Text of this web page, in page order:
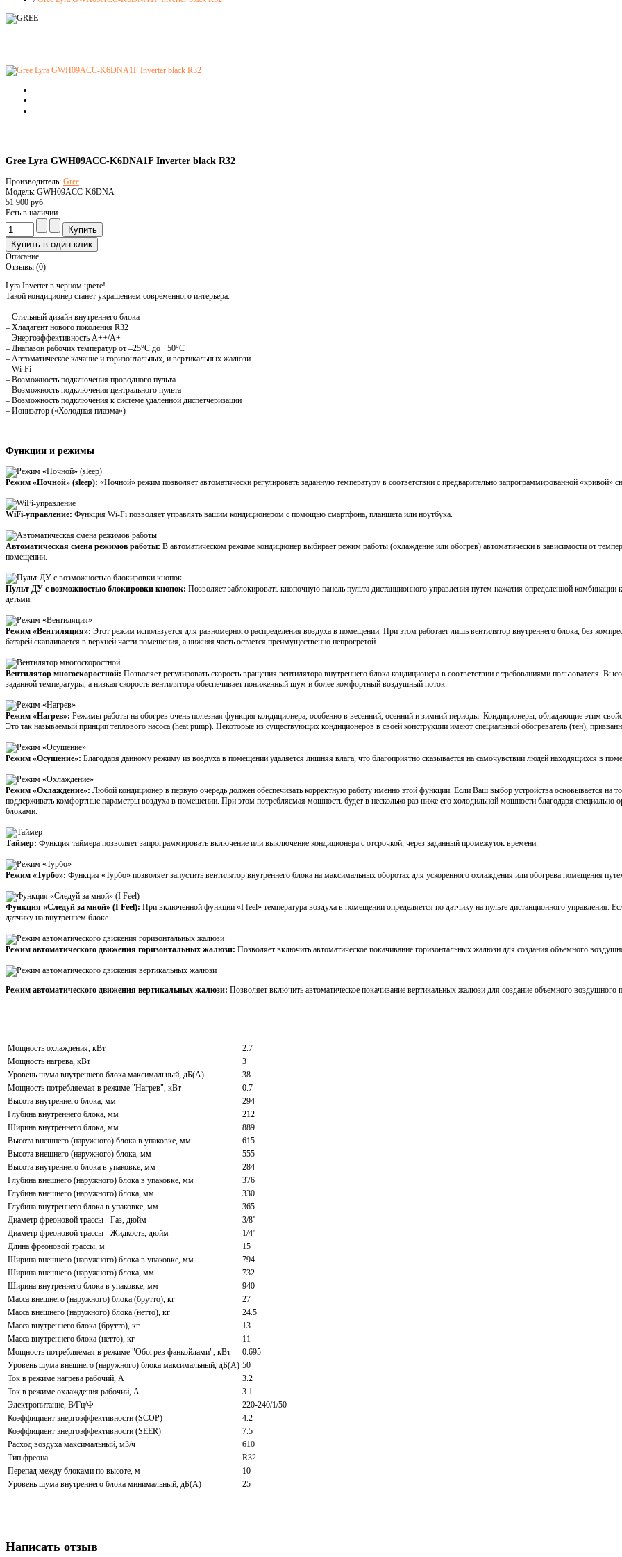
Gree Lyra GWH09ACC-K6DNA1F Inverter black R32
Производитель: Gree
Модель: GWH09ACC-K6DNA
51 900 руб
Есть в наличии
Описание
Отзывы (0)
Lyra Inverter в черном цвете!
Такой кондиционер станет украшением современного интерьера.
– Стильный дизайн внутреннего блока
– Хладагент нового поколения R32
– Энергоэффективность А++/А+
– Диапазон рабочих температур от –25°С до +50°С
– Автоматическое качание и горизонтальных, и вертикальных жалюзи
– Wi-Fi
– Возможность подключения проводного пульта
– Возможность подключения центрального пульта
– Возможность подключения к системе удаленной диспетчеризации
– Ионизатор («Холодная плазма»)
Функции и режимы
Режим «Ночной» (sleep): «Ночной» режим позволяет автоматически регулировать заданную температуру в соответствии с предварительно запрограммированной
WiFi-управление: Функция Wi-Fi позволяет управлять вашим кондиционером с помощью смартфона, планшета или ноутбука.
Автоматическая смена режимов работы: В автоматическом режиме кондиционер выбирает режим работы (охлаждение или обогрев) автоматически в зависимости от
помещении.
Пульт ДУ с возможностью блокировки кнопок: Позволяет заблокировать кнопочную панель пульта дистанционного управления путем нажатия определенной
детьми.
Режим «Вентиляция»: Этот режим используется для равномерного распределения воздуха в помещении. При этом работает лишь вентилятор внутреннего блока, без
батарей скапливается в верхней части помещения, а нижняя часть остается преимущественно непрогретой.
Вентилятор многоскоростной: Позволяет регулировать скорость вращения вентилятора внутреннего блока кондиционера в соответствии с требованиями пользователя.
заданной температуры, а низкая скорость вентилятора обеспечивает пониженный шум и более комфортный воздушный поток.
Режим «Нагрев»: Режимы работы на обогрев очень полезная функция кондиционера, особенно в весенний, осенний и зимний периоды. Кондиционеры, обладающие этим
Это так называемый принцип теплового насоса (heat pump). Некоторые из существующих кондиционеров в своей конструкции имеют специальный обогреватель (тен),
Режим «Осушение»: Благодаря данному режиму из воздуха в помещении удаляется лишняя влага, что благоприятно сказывается на самочувствии людей находящихся в
Режим «Охлаждение»: Любой кондиционер в первую очередь должен обеспечивать корректную работу именно этой функции. Если Ваш выбор устройства основывается на
поддерживать комфортные параметры воздуха в помещении. При этом потребляемая мощность будет в несколько раз ниже его холодильной мощности благодаря
блоками.
Таймер: Функция таймера позволяет запрограммировать включение или выключение кондиционера с отсрочкой, через заданный промежуток времени.
Режим «Турбо»: Функция «Турбо» позволяет запустить вентилятор внутреннего блока на максимальных оборотах для ускоренного охлаждения или обогрева помещения
Функция «Следуй за мной» (I Feel): При включенной функции «I feel» температура воздуха в помещении определяется по датчику на пульте дистанционного управления.
датчику на внутреннем блоке.
Режим автоматического движения горизонтальных жалюзи: Позволяет включить автоматическое покачивание горизонтальных жалюзи для создания объемного
Режим автоматического движения вертикальных жалюзи: Позволяет включить автоматическое покачивание вертикальных жалюзи для создание объемного воздушного
Мощность охлаждения, кВт
2.7
Мощность нагрева, кВт
3
Уровень шума внутреннего блока максимальный, дБ(А)
38
Мощность потребляемая в режиме "Нагрев", кВт
0.7
Высота внутреннего блока, мм
294
Глубина внутреннего блока, мм
212
Ширина внутреннего блока, мм
889
Высота внешнего (наружного) блока в упаковке, мм
615
Высота внешнего (наружного) блока, мм
555
Высота внутреннего блока в упаковке, мм
284
Глубина внешнего (наружного) блока в упаковке, мм
376
Глубина внешнего (наружного) блока, мм
330
Глубина внутреннего блока в упаковке, мм
365
Диаметр фреоновой трассы - Газ, дюйм
3/8''
Диаметр фреоновой трассы - Жидкость, дюйм
1/4''
Длина фреоновой трассы, м
15
Ширина внешнего (наружного) блока в упаковке, мм
794
Ширина внешнего (наружного) блока, мм
732
Ширина внутреннего блока в упаковке, мм
940
Масса внешнего (наружного) блока (брутто), кг
27
Масса внешнего (наружного) блока (нетто), кг
24.5
Масса внутреннего блока (брутто), кг
13
Масса внутреннего блока (нетто), кг
11
Мощность потребляемая в режиме "Обогрев фанкойлами", кВт
0.695
Уровень шума внешнего (наружного) блока максимальный, дБ(А) 50
Ток в режиме нагрева рабочий, А
3.2
Ток в режиме охлаждения рабочий, А
3.1
Электропитание, В/Гц/Ф
220-240/1/50
Коэффициент энергоэффективности (SCOP)
4.2
Коэффициент энергоэффективности (SEER)
7.5
Расход воздуха максимальный, м3/ч
610
Тип фреона
R32
Перепад между блоками по высоте, м
10
Уровень шума внутреннего блока минимальный, дБ(А)
25
Написать отзыв